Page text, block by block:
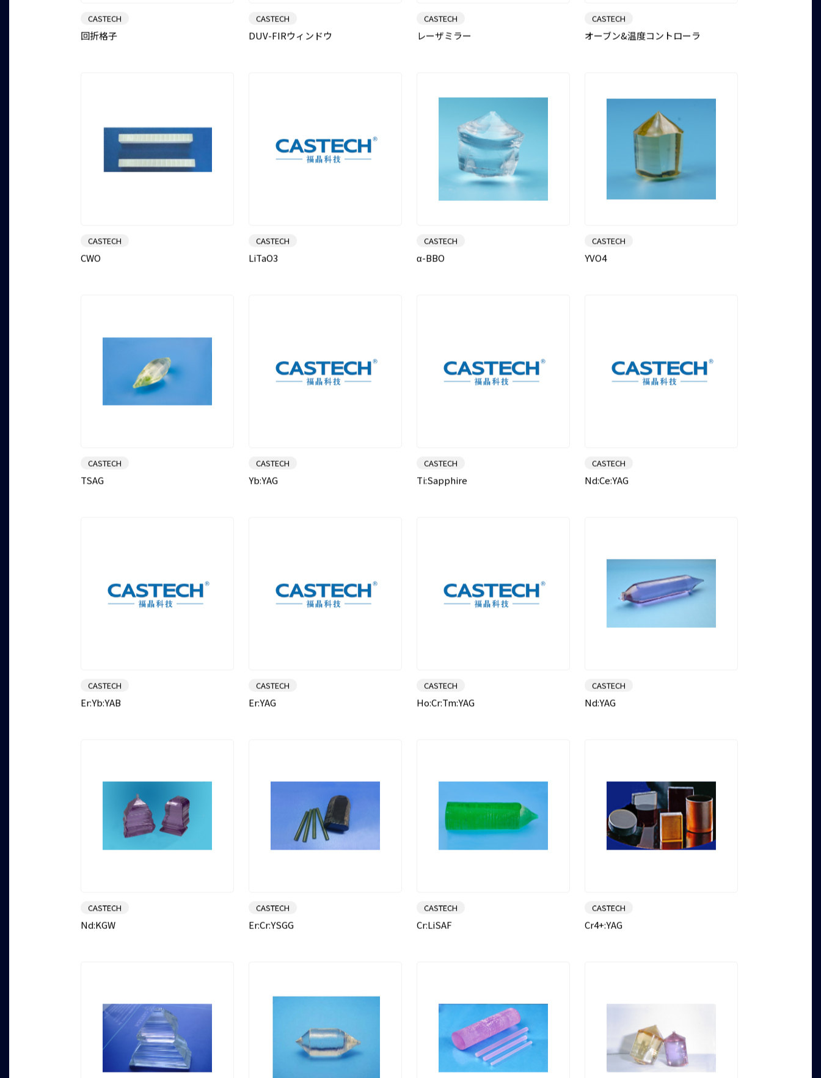
CASTECH
回折格子
CASTECH
DUV-FIRウィンドウ
CASTECH
レーザミラー
CASTECH
オーブン&温度コントローラ
CASTECH
CWO
CASTECH
LiTaO3
CASTECH
α-BBO
CASTECH
YVO4
CASTECH
TSAG
CASTECH
Yb:YAG
CASTECH
Ti:Sapphire
CASTECH
Nd:Ce:YAG
CASTECH
Er:Yb:YAB
CASTECH
Er:YAG
CASTECH
Ho:Cr:Tm:YAG
CASTECH
Nd:YAG
CASTECH
Nd:KGW
CASTECH
Er:Cr:YSGG
CASTECH
Cr:LiSAF
CASTECH
Cr4+:YAG